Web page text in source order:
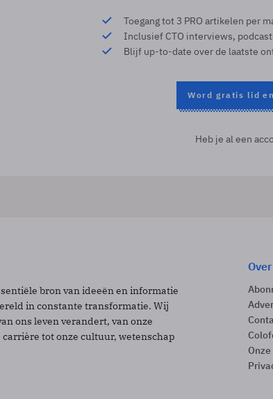
Toegang tot 3 PRO artikelen per
Inclusief CTO interviews,
Blijf up-to-date over de laatste
Word gratis lid
Heb je al een
bron van ideeën en informatie
in constante transformatie. Wij
ons leven verandert, van onze
tot onze cultuur, wetenschap